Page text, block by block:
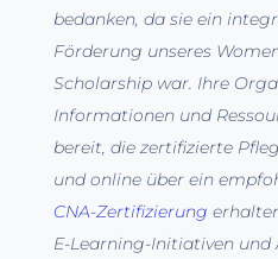
bedanken, da sie ein
Förderung unseres
Scholarship war. Ihre
Informationen und
bereit, die zertifizierte
und online über ein
CNA-Zertifizierung
E-Learning-Initiativen und